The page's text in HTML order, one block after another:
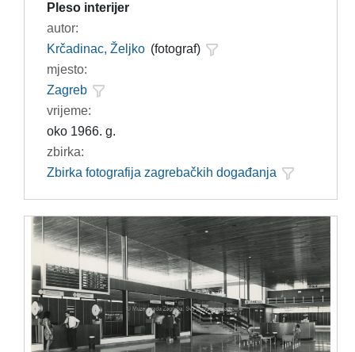
Pleso interijer
autor:
Krčadinac, Željko (fotograf)
mjesto:
Zagreb
vrijeme:
oko 1966. g.
zbirka:
Zbirka fotografija zagrebačkih događanja